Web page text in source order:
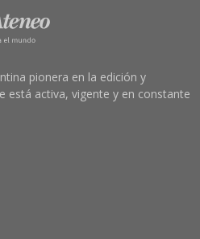
pionera en la edición y
está activa, vigente y en constante